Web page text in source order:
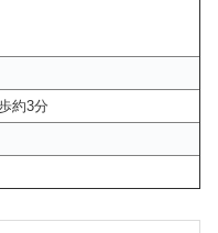
約3分